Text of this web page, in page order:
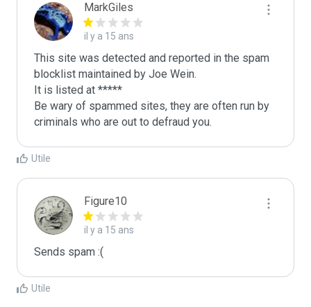
MarkGiles
il y a 15 ans
This site was detected and reported in the spam
blocklist maintained by Joe Wein.
It is listed at *****
Be wary of spammed sites, they are often run by
criminals who are out to defraud you.
Utile
Figure10
il y a 15 ans
Sends spam :(
Utile